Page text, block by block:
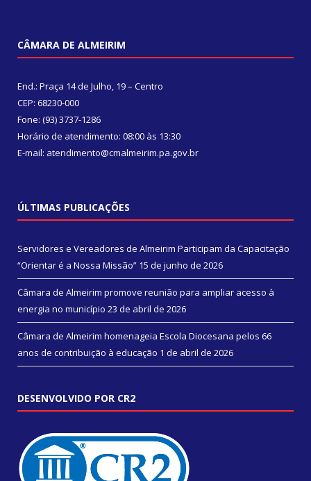
CÂMARA DE ALMEIRIM
End.: Praça 14 de Julho, 19 – Centro
CEP: 68230-000
Fone: (93) 3737-1286
Horário de atendimento: 08:00 às 13:30
E-mail: atendimento@cmalmeirim.pa.gov.br
ÚLTIMAS PUBLICAÇÕES
Servidores e Vereadores de Almeirim Participam da Capacitação
“Orientar é a Nossa Missão” 15 de junho de 2026
Câmara de Almeirim promove reunião para ampliar acesso à
energia no município 23 de abril de 2026
Câmara de Almeirim homenageia Escola Diocesana pelos 66
anos de contribuição à educação 1 de abril de 2026
DESENVOLVIDO POR CR2